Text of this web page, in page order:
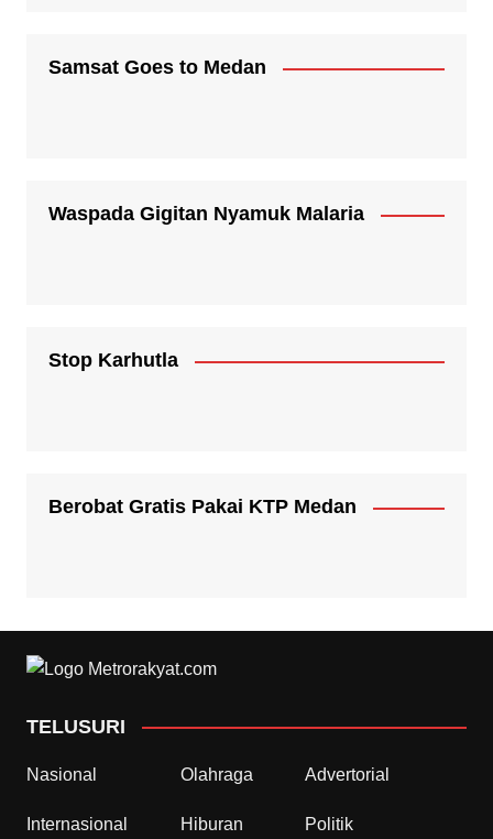
Samsat Goes to Medan
Waspada Gigitan Nyamuk Malaria
Stop Karhutla
Berobat Gratis Pakai KTP Medan
TELUSURI
Nasional Olahraga Advertorial
Internasional Hiburan Politik